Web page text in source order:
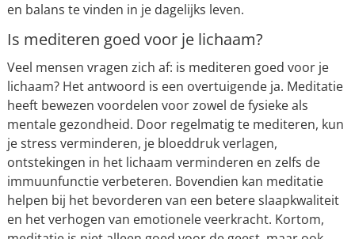
en balans te vinden in je dagelijks leven.
Is mediteren goed voor je lichaam?
Veel mensen vragen zich af: is mediteren goed voor je
lichaam? Het antwoord is een overtuigende ja. Meditatie
heeft bewezen voordelen voor zowel de fysieke als
mentale gezondheid. Door regelmatig te mediteren, kun
je stress verminderen, je bloeddruk verlagen,
ontstekingen in het lichaam verminderen en zelfs de
immuunfunctie verbeteren. Bovendien kan meditatie
helpen bij het bevorderen van een betere slaapkwaliteit
en het verhogen van emotionele veerkracht. Kortom,